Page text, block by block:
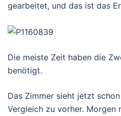
gearbeitet, und das ist das
Die meiste Zeit haben die
benötigt.
Das Zimmer sieht jetzt
Vergleich zu vorher. Morgen